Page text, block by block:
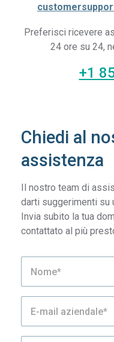
Preferisci ricevere
24 ore su 24,
+1
Chiedi al
assistenza
Il nostro team di
darti suggerimenti su
Invia subito la tua
contattato al più